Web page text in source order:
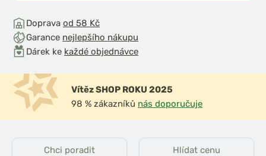
Doprava od 58 Kč
Garance nejlepšího nákupu
Dárek ke každé objednávce
Vítěz SHOP ROKU 2025
98 % zákazníků nás doporučuje
Chci poradit Hlídat cenu